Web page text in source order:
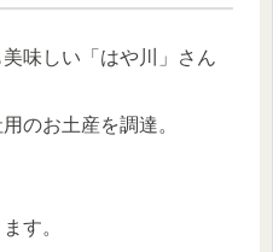
味しい「はや川」さん
のお土産を調達。
す。